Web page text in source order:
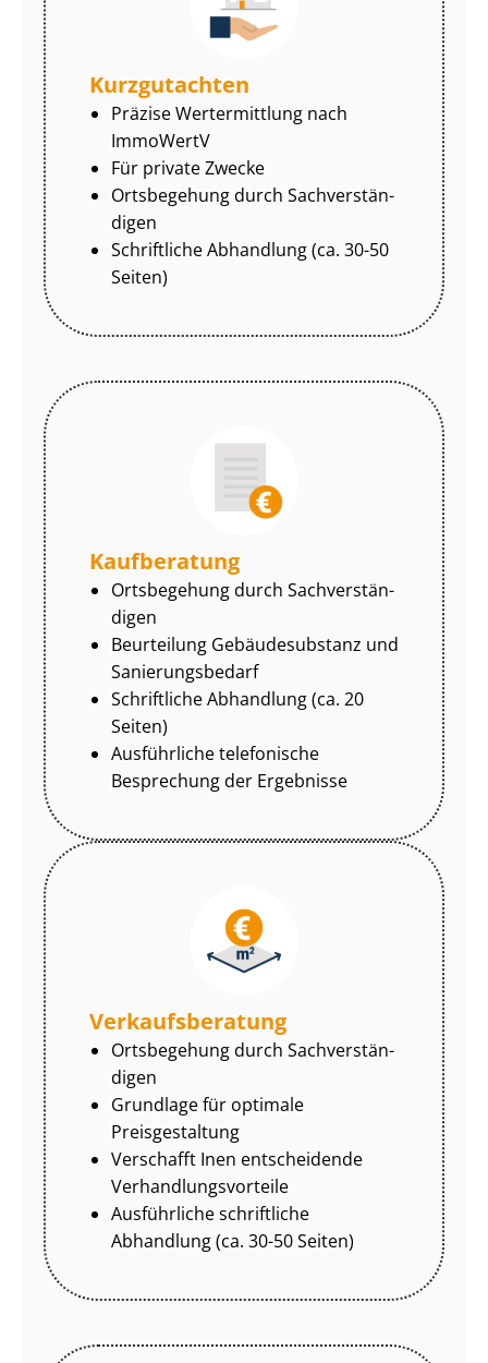
Kurzgutachten
Präzise Wertermittlung nach
ImmoWertV
Für private Zwecke
Ortsbegehung durch Sach­ver­stän­
di­gen
Schriftliche Abhandlung (ca. 30-50
Seiten)
Kaufberatung
Ortsbegehung durch Sach­ver­stän­
di­gen
Beurteilung Gebäudesubstanz und
Sa­nie­rungs­be­darf
Schriftliche Abhandlung (ca. 20
Seiten)
Ausführliche telefonische
Besprechung der Ergebnisse
Ver­kaufs­be­ra­tung
Ortsbegehung durch Sach­ver­stän­
di­gen
Grundlage für optimale
Preisgestaltung
Verschafft Inen entscheidende
Ver­hand­lungs­vor­tei­le
Ausführliche schriftliche
Abhandlung (ca. 30-50 Seiten)